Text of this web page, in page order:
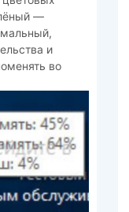
—
и
во